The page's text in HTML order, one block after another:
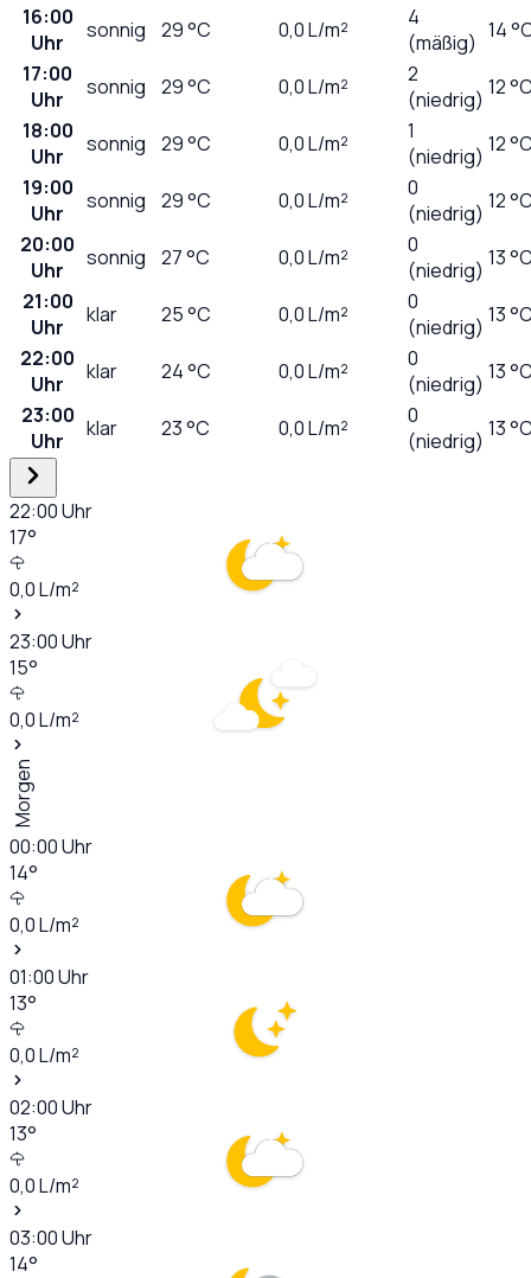
16:00
Uhr
sonnig 29°C 0,0L/m²
4
(mäßig) 14
17:00
Uhr
sonnig 29°C 0,0L/m²
2
(niedrig) 12
18:00
Uhr
sonnig 29°C 0,0L/m²
1
(niedrig) 12
19:00
Uhr
sonnig 29°C 0,0L/m²
0
(niedrig) 12
20:00
Uhr
sonnig 27°C 0,0L/m²
0
(niedrig) 13
21:00
Uhr
klar 25°C 0,0L/m²
0
(niedrig) 13
22:00
Uhr
klar 24°C 0,0L/m²
0
(niedrig) 13
23:00
Uhr
klar 23°C 0,0L/m²
0
(niedrig) 13
22:00Uhr
17°
0,0L/m²
23:00Uhr
15°
0,0L/m²
Morgen
00:00Uhr
14°
0,0L/m²
01:00Uhr
13°
0,0L/m²
02:00Uhr
13°
0,0L/m²
03:00Uhr
14°